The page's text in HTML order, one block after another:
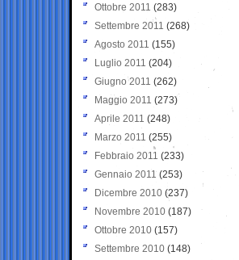
Ottobre 2011 (283)
Settembre 2011 (268)
Agosto 2011 (155)
Luglio 2011 (204)
Giugno 2011 (262)
Maggio 2011 (273)
Aprile 2011 (248)
Marzo 2011 (255)
Febbraio 2011 (233)
Gennaio 2011 (253)
Dicembre 2010 (237)
Novembre 2010 (187)
Ottobre 2010 (157)
Settembre 2010 (148)